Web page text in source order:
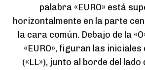
palabra «EURO» está
horizontalmente en la parte
la cara común. Debajo de la
«EURO», figuran las
(«LL»), junto al borde del lado